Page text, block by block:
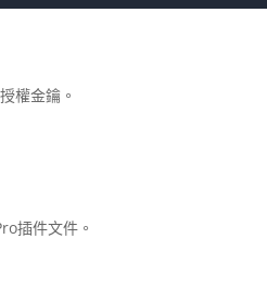
權金鑰。
插件文件。